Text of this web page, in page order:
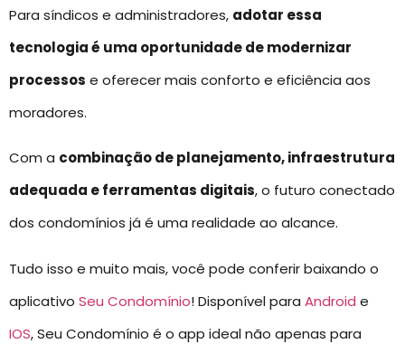
Para síndicos e administradores, adotar essa
tecnologia é uma oportunidade de modernizar
processos e oferecer mais conforto e eficiência aos
moradores.
Com a combinação de planejamento, infraestrutura
adequada e ferramentas digitais, o futuro conectado
dos condomínios já é uma realidade ao alcance.
Tudo isso e muito mais, você pode conferir baixando o
aplicativo Seu Condomínio! Disponível para Android e
IOS, Seu Condomínio é o app ideal não apenas para